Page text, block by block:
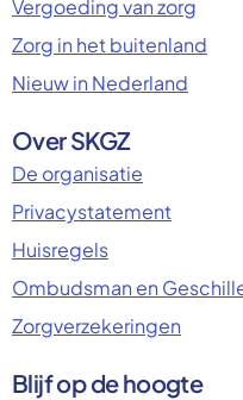
Vergoeding van zorg
Zorg in het buitenland
Nieuw in Nederland
Over SKGZ
De organisatie
Privacystatement
Huisregels
Ombudsman en
Zorgverzekeringen
Blijf op de hoogte